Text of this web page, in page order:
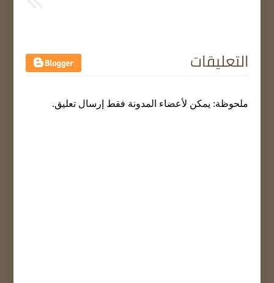
التعليقات
ملحوظة: يمكن لأعضاء المدونة فقط إرسال تعليق.